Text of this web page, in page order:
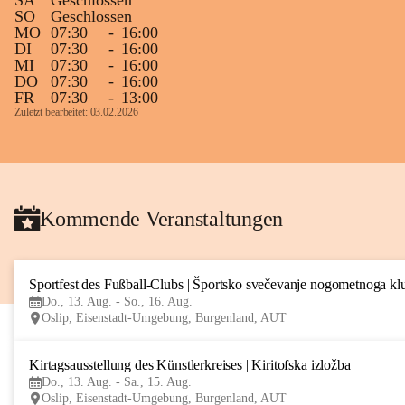
SO
Geschlossen
MO 07:30 - 16:00
DI
07:30 - 16:00
MI
07:30 - 16:00
DO
07:30 - 16:00
FR
07:30 - 13:00
Zuletzt bearbeitet: 03.02.2026
Kommende Veranstaltungen
Sportfest des Fußball-Clubs | Športsko svečevanje nogometnoga
Do., 13. Aug. - So., 16. Aug.
Oslip, Eisenstadt-Umgebung, Burgenland, AUT
Kirtagsausstellung des Künstlerkreises | Kiritofska izložba
Do., 13. Aug. - Sa., 15. Aug.
Oslip, Eisenstadt-Umgebung, Burgenland, AUT